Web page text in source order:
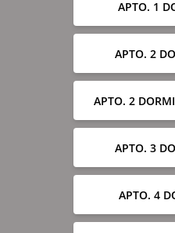
APTO. 1
APTO. 2
APTO. 2
APTO. 3
APTO. 4